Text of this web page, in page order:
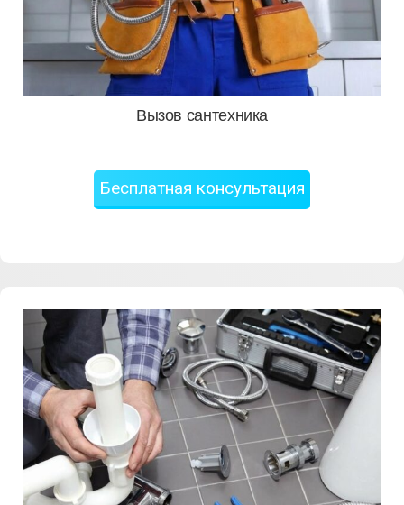
Вызов сантехника
Бесплатная консультация